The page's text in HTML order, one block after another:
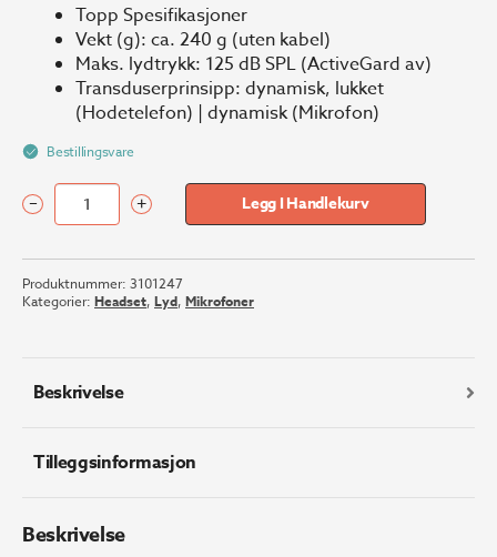
Topp Spesifikasjoner
Vekt (g): ca. 240 g (uten kabel)
Maks. lydtrykk: 125 dB SPL (ActiveGard av)
Transduserprinsipp: dynamisk, lukket
(Hodetelefon) | dynamisk (Mikrofon)
Bestillingsvare
Sennheiser
27
antall
– + Legg I Handlekurv
Produktnummer: 3101247
Kategorier: Headset, Lyd, Mikrofoner
Beskrivelse
Tilleggsinformasjon
Beskrivelse